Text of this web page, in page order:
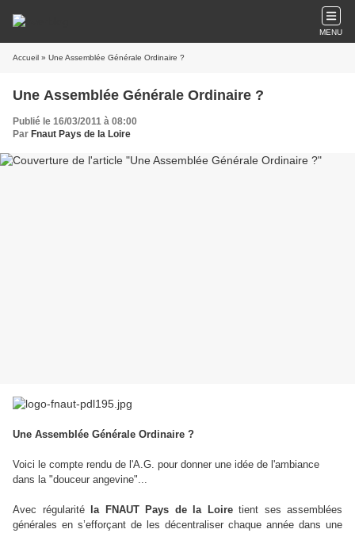
MENU
Accueil » Une Assemblée Générale Ordinaire ?
Une Assemblée Générale Ordinaire ?
Publié le 16/03/2011 à 08:00
Par Fnaut Pays de la Loire
Une Assemblée Générale Ordinaire ?
Voici le compte rendu de l'A.G. pour donner une idée de l'ambiance
dans la "douceur angevine"...
Avec régularité la FNAUT Pays de la Loiretient ses assemblées
générales en s’efforçant de les décentraliser chaque année dans une